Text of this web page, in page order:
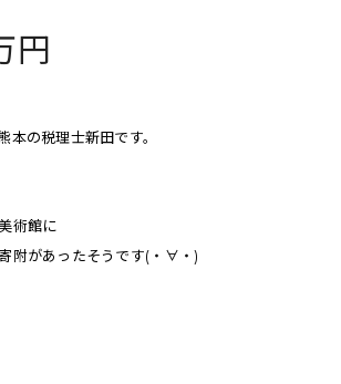
円
本の税理士新田です。
術館に
附があったそうです(・∀・)